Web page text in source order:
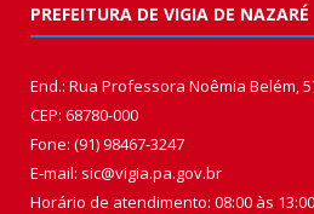
PREFEITURA DE VIGIA DE NAZARÉ
End.: Rua Professora Noêmia Belém,
CEP: 68780-000
Fone: (91) 98467-3247
E-mail: sic@vigia.pa.gov.br
Horário de atendimento: 08:00 às 13:00